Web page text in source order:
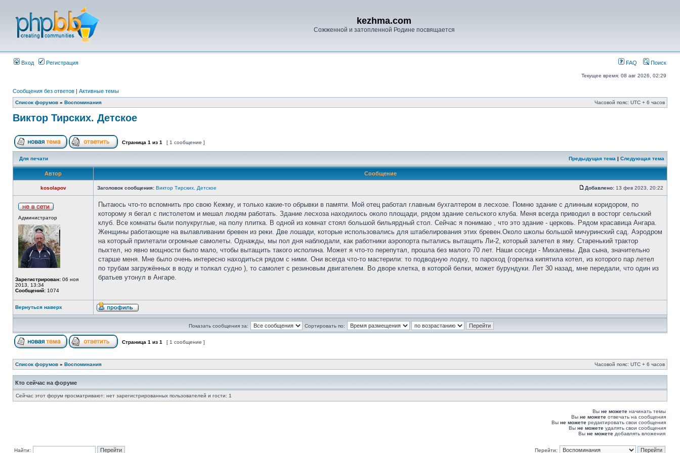
kezhma.com
Сожженной и затопленной Родине посвящается
Вход Регистрация FAQ Поиск
Текущее время: 08 авг 2026, 02:29
Сообщения без ответов | Активные темы
Список форумов » Воспоминания Часовой пояс: UTC + 6 часов
Виктор Тирских. Детское
Страница 1 из 1 [ 1 сообщение ]
Для печати Предыдущая тема | Следующая тема
Автор Сообщение
kosolapov Заголовок сообщения: Виктор Тирских. Детское Добавлено: 13 фев 2023, 20:22
Администратор
Зарегистрирован: 06 ноя
2013, 13:34
Сообщений: 1074
Пытаюсь что-то вспомнить про свою Кежму, и только какие-то обрывки в памяти. Мой отец работал главным бухгалтером в лесхозе. Помню здание с длинным коридором, по
которому я бегал с пистолетом и мешал людям работать. Здание лесхоза находилось около площади, рядом здание сельского клуба. Меня всегда приводил в восторг сельский
клуб. Все комнаты были полукруглые, на полу плитка. В одной из комнат стоял большой бильярдный стол. Сейчас я понимаю , что это здание - церковь. Рядом красавица Ангара.
Женщины работающие на вылавливании бревен из реки. Две лошади, которые использовались для штабелирования этих бревен.Около школы большой мичуринский сад. Аэродром
на который прилетали огромные самолеты. Однажды, мы пол дня наблюдали, как работники аэропорта пытались вытащить Ли-2, который залетел в яму. Старенький трактор
пыхтел, но явно мощности было мало, чтобы вытащить такого исполина. Может я что-то перепутал, прошла без малого 70 лет. Наши соседи - Михалевы. Два сына, значительно
старше меня. Мне было очень интересно находиться рядом с ними. Они всегда что-то мастерили: то подводную лодку, то пароход (горелка кипятила котел, из которого пар летел
по трубам загружённых в воду и толкал судно ), то самолет с резиновым двигателем. Во дворе клетка, в которой белки, может бурундуки. Лет 30 назад, мне передали, что один из
братьев утонул в Ангаре.
Вернуться наверх
Показать сообщения за: Сортировать по:
Страница 1 из 1 [ 1 сообщение ]
Список форумов » Воспоминания Часовой пояс: UTC + 6 часов
Кто сейчас на форуме
Сейчас этот форум просматривают: нет зарегистрированных пользователей и гости: 1
Вы не можете начинать темы
Вы не можете отвечать на сообщения
Вы не можете редактировать свои сообщения
Вы не можете удалять свои сообщения
Вы не можете добавлять вложения
Найти: Перейти: